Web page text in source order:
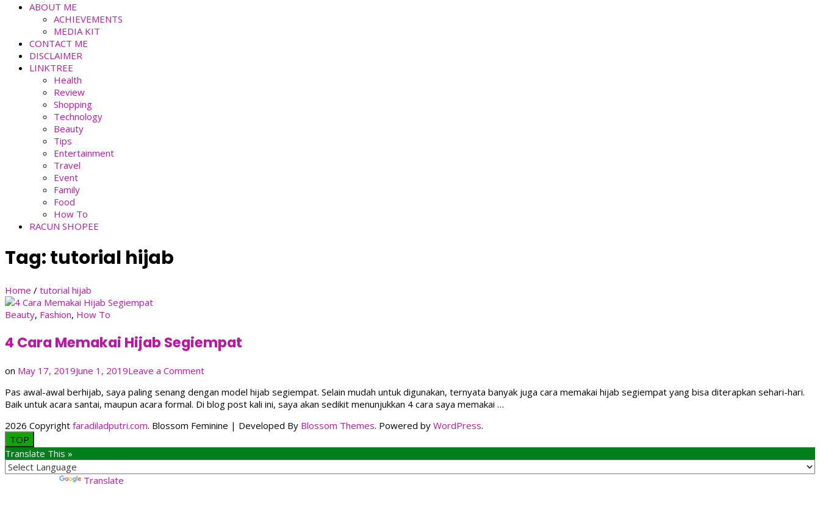
ABOUT ME
ACHIEVEMENTS
MEDIA KIT
CONTACT ME
DISCLAIMER
LINKTREE
Health
Review
Shopping
Technology
Beauty
Tips
Entertainment
Travel
Event
Family
Food
How To
RACUN SHOPEE
Tag:tutorial hijab
Home / tutorial hijab
Beauty, Fashion, How To
4 Cara Memakai Hijab Segiempat
on May 17, 2019June 1, 2019Leave a Commenton
Cara
Memakai
Segiempat
Pas awal-awal berhijab, saya paling senang dengan model hijab segiempat. Selain mudah untuk digunakan, ternyata banyak juga cara memakai hijab segiempat yang bisa diterapkan sehari-hari.
Baik untuk acara santai, maupun acara formal. Di blog post kali ini, saya akan sedikit menunjukkan 4 cara saya memakai …
2026 Copyright faradiladputri.com. Blossom Feminine | Developed By Blossom Themes. Powered by WordPress.
TOP
Translate This »
Translate